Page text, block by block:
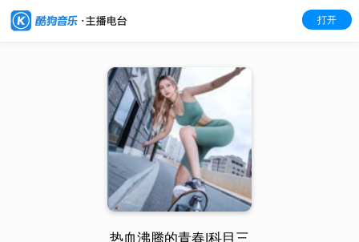
打开
热血沸腾的青春|科目三